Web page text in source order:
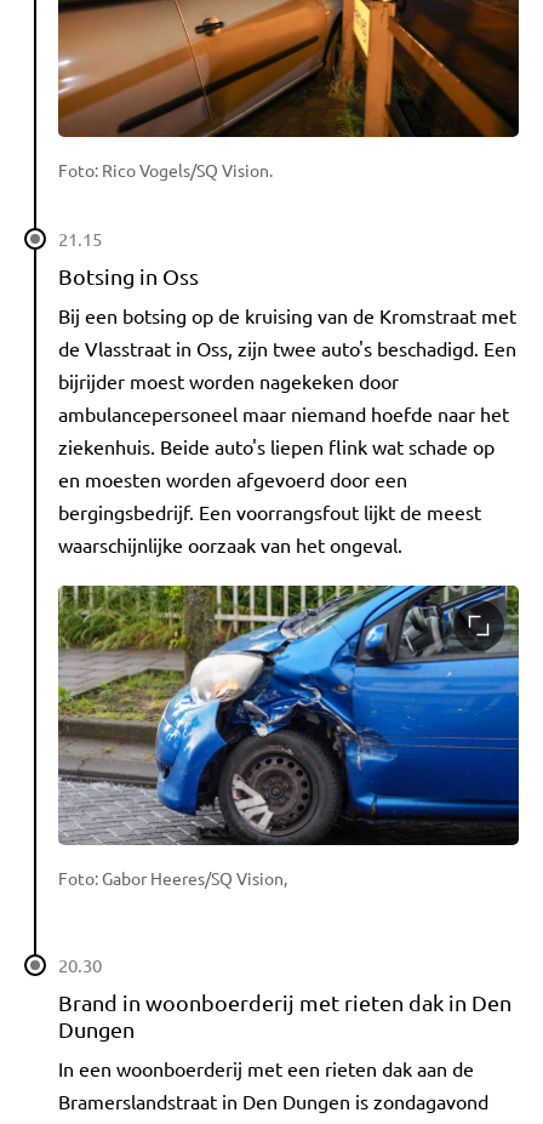
Foto: Rico Vogels/SQ Vision.
21.15
Botsing in Oss
Bij een botsing op de kruising van de Kromstraat met
de Vlasstraat in Oss, zijn twee auto's beschadigd. Een
bijrijder moest worden nagekeken door
ambulancepersoneel maar niemand hoefde naar het
ziekenhuis. Beide auto's liepen flink wat schade op
en moesten worden afgevoerd door een
bergingsbedrijf. Een voorrangsfout lijkt de meest
waarschijnlijke oorzaak van het ongeval.
Foto: Gabor Heeres/SQ Vision,
20.30
Brand in woonboerderij met rieten dak in Den
Dungen
In een woonboerderij met een rieten dak aan de
Bramerslandstraat in Den Dungen is zondagavond